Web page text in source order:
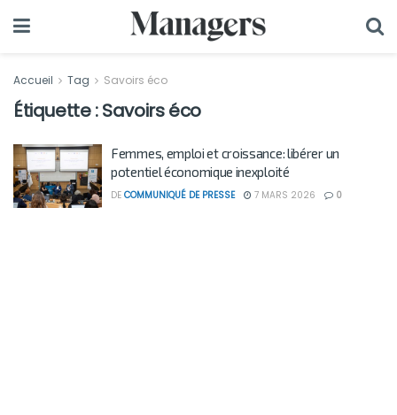
Accueil Tag Savoirs éco
Étiquette :Savoirs éco
Femmes, emploi et croissance: libérer un
potentiel économique inexploité
DE COMMUNIQUÉ DE PRESSE 7 MARS 2026 0